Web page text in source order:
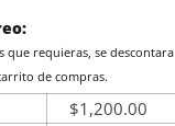
que requieras, se descontara
de compras.
$1,200.00